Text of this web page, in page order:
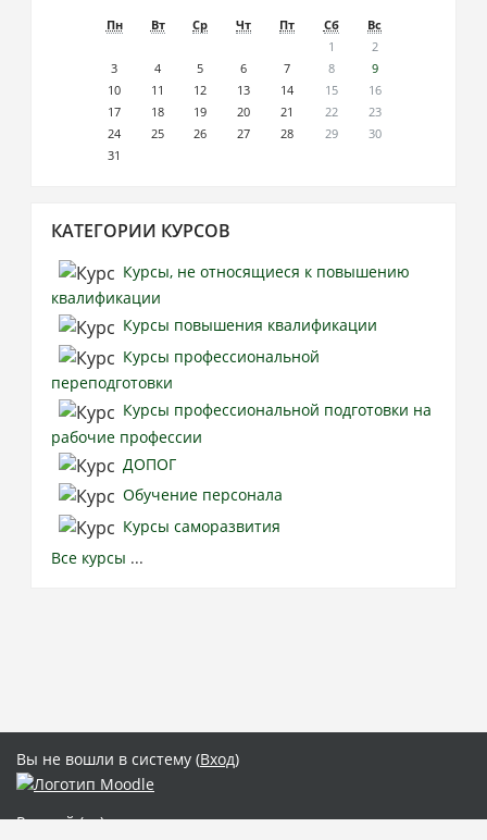
Пн Вт Ср Чт Пт Сб
Вс
1
2
3
4 5 6 7 8
9
10
11 12 13 14 15
16
17
18 19 20 21 22
23
24
25 26 27 28 29
30
31
Категории
курсов
КАТЕГОРИИ КУРСОВ
Курсы, не относящиеся к повышению
квалификации
Курсы повышения квалификации
Курсы профессиональной
переподготовки
Курсы профессиональной подготовки на
рабочие профессии
ДОПОГ
Обучение персонала
Курсы саморазвития
Все курсы ...
Вы не вошли в систему (Вход)
Русский ‎(ru)‎